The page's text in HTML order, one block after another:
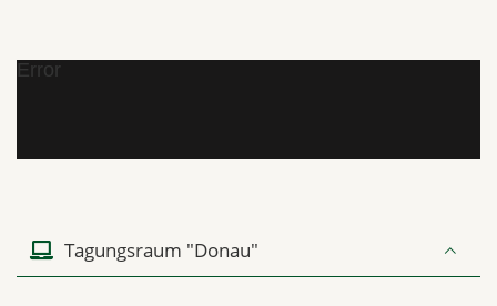
Error
Tagungsraum "Donau"